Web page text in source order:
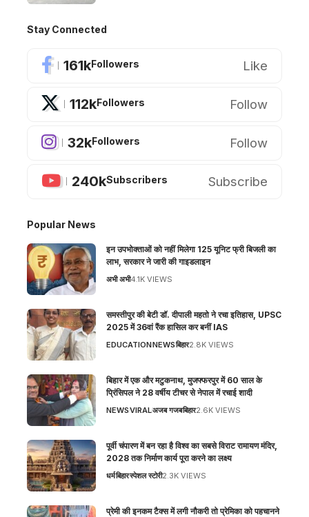
Stay Connected
161kFollowers Like
112kFollowers Follow
32kFollowers Follow
240kSubscribers Subscribe
Popular News
इन उपभोक्ताओं को नहीं मिलेगा 125 यूनिट फ्री बिजली का
लाभ, सरकार ने जारी की गाइडलाइन
अभी अभी4.1K VIEWS
समस्तीपुर की बेटी डॉ. दीपाली महतो ने रचा इतिहास, UPSC
2025 में 36वां रैंक हासिल कर बनीं IAS
EDUCATIONNEWSबिहार2.8K VIEWS
बिहार में एक और मटुकनाथ, मुजफ्फरपुर में 60 साल के
प्रिंसिपल ने 28 वर्षीय टीचर से नेपाल में रचाई शादी
NEWSVIRALअजब गजबबिहार2.6K VIEWS
पूर्वी चंपारण में बन रहा है विश्व का सबसे विराट रामायण मंदिर,
2028 तक निर्माण कार्य पूरा करने का लक्ष्य
धर्मबिहारस्पेशल स्टोरी2.3K VIEWS
प्रेमी की इनकम टैक्स में लगी नौकरी तो प्रेमिका को पहचानने